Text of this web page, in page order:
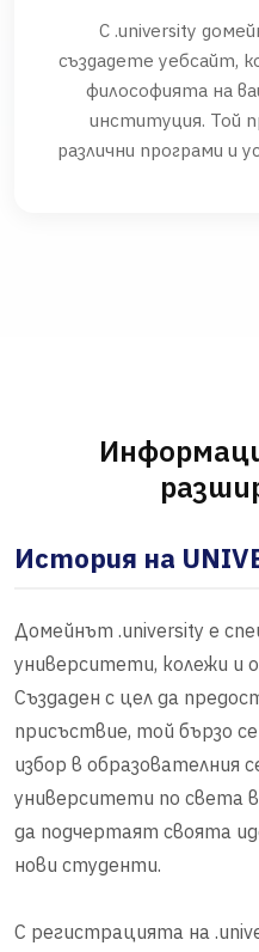
С .university
създадете уебсайт,
философията на
институция. Той
различни програми и
История на
Домейнът .university е
университети, колежи и
Създаден с цел да
присъствие, той бързо
избор в образователния
университети по света
да подчертаят своята
нови студенти.
С регистрацията на